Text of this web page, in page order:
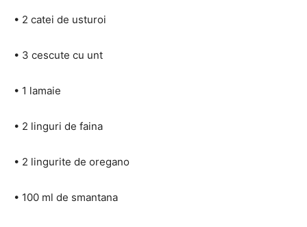
• 2 catei de usturoi
• 3 cescute cu unt
• 1 lamaie
• 2 linguri de faina
• 2 lingurite de oregano
• 100 ml de smantana